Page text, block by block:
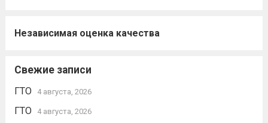
Независимая оценка качества
Свежие записи
ГТО 4 августа, 2026
ГТО 4 августа, 2026